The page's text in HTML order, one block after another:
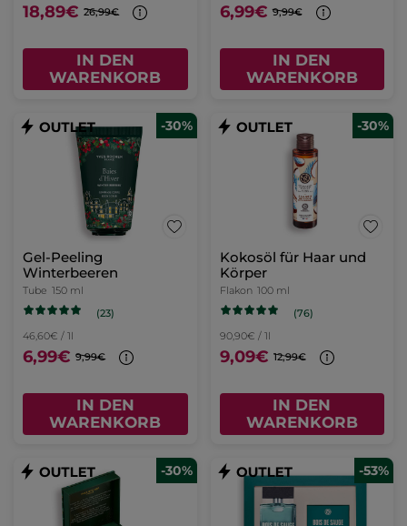
18,89€ 26,99€
IN DEN
WARENKORB
6,99€ 9,99€
IN DEN
WARENKORB
-30%
Gel-Peeling
Winterbeeren
Tube 150 ml
(23)
46,60€ / 1l
6,99€ 9,99€
IN DEN
WARENKORB
-30%
Kokosöl für Haar und
Körper
Flakon 100 ml
(76)
90,90€ / 1l
9,09€ 12,99€
IN DEN
WARENKORB
-30% -53%